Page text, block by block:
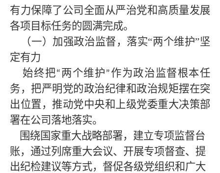
有力保障了公司全面从严治党和高质量发展
各项目标任务的圆满完成。
（一）加强政治监督，落实“两个维护”坚
定有力
始终把“两个维护”作为政治监督根本任
务，把严明党的政治纪律和政治规矩摆在突
出位置，推动党中央和上级党委重大决策部
署在公司落地落实。
围绕国家重大战略部署，建立专项监督台
账，通过列席重大会议、开展专项督查、提
出纪检建议等方式，督促各级党组织和广大